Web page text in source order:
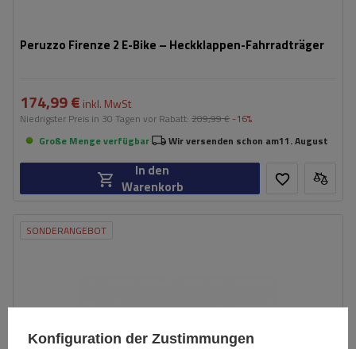
Peruzzo Firenze 2 E-Bike – Heckklappen-Fahrradträger
174,99 € inkl. MwSt
Niedrigster Preis in 30 Tagen vor Rabatt: 209,99 € -16%
Große Menge verfügbar
Wir versenden schon am11. August
In den
Warenkorb
SONDERANGEBOT
Konfiguration der Zustimmungen